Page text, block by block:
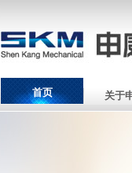
首页 关于